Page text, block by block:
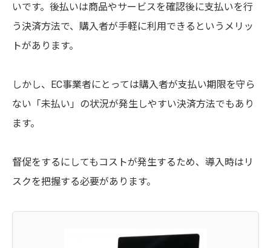
いです。後払いは商品やサービスを確認後に支払いを行
う決済方法で、購入者が手軽に利用できるというメリッ
トがあります。
しかし、EC事業者にとっては購入者が支払い期限を守ら
ない「未払い」の状況が発生しやすい決済方法でもあり
ます。
督促をするにしてもコストが発生するため、導入時はリ
スクを把握する必要があります。